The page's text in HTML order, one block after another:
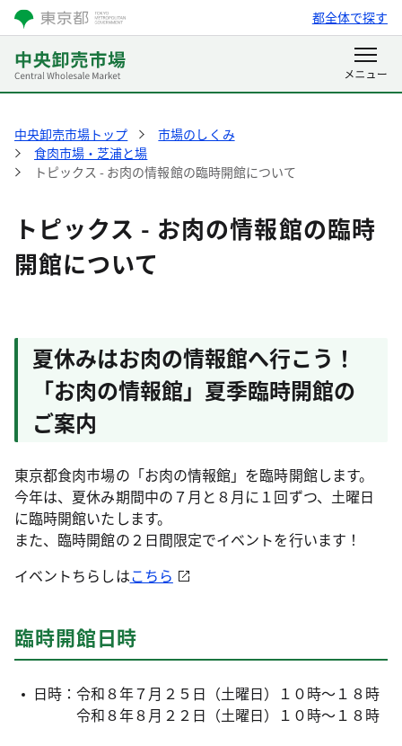
都全体で探す
中央卸売市場トップ
市場のしくみ
食肉市場・芝浦と場
トピックス - お肉の情報館の臨時開館について
トピックス - お肉の情報館の臨時
開館について
夏休みはお肉の情報館へ行こう！
「お肉の情報館」夏季臨時開館の
ご案内
東京都食肉市場の「お肉の情報館」を臨時開館します。
今年は、夏休み期間中の７月と８月に１回ずつ、土曜日
に臨時開館いたします。
また、臨時開館の２日間限定でイベントを行います！
イベントちらしはこちら
臨時開館日時
日時：令和８年７月２５日（土曜日）１０時～１８時
令和８年８月２２日（土曜日）１０時～１８時